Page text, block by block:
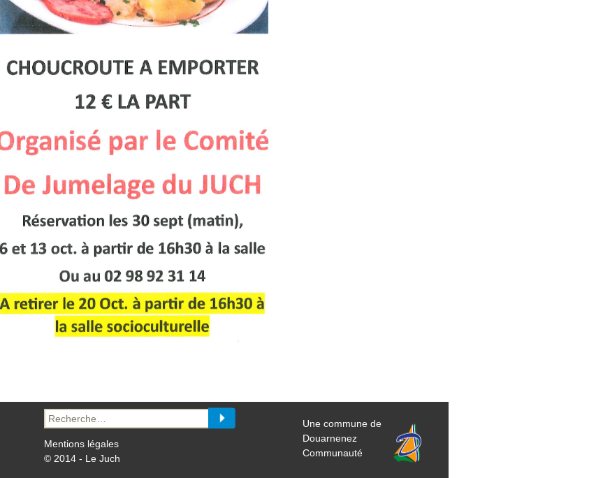
Recherche
pour :
Mentions légales
© 2014 - Le Juch
Une commune de
Douarnenez
Communauté